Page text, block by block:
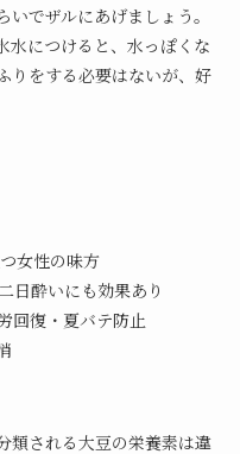
でザルにあげましょう。
につけると、水っぽくな
りをする必要はないが、好
女性の味方
日酔いにも効果あり
回復・夏バテ防止
類される大豆の栄養素は違